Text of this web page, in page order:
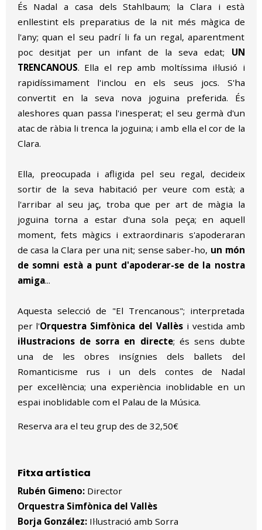
És Nadal a casa dels Stahlbaum; la Clara i està
enllestint els preparatius de la nit més màgica de
l'any; quan el seu padrí li fa un regal, aparentment
poc desitjat per un infant de la seva edat; UN
TRENCANOUS. Ella el rep amb moltíssima il·lusió i
rapidíssimament l'inclou en els seus jocs. S'ha
convertit en la seva nova joguina preferida. És
aleshores quan passa l'inesperat; el seu germà d'un
atac de ràbia li trenca la joguina; i amb ella el cor de la
Clara.
Ella, preocupada i afligida pel seu regal, decideix
sortir de la seva habitació per veure com està; a
l'arribar al seu jaç, troba que per art de màgia la
joguina torna a estar d'una sola peça; en aquell
moment, fets màgics i extraordinaris s'apoderaran
de casa la Clara per una nit; sense saber-ho, un món
de somni està a punt d'apoderar-se de la nostra
amiga...
Aquesta selecció de "El Trencanous"; interpretada
per l'Orquestra Simfònica del Vallès i vestida amb
il·lustracions de sorra en directe; és sens dubte
una de les obres insígnies dels ballets del
Romanticisme rus i un dels contes de Nadal
per excel·lència; una experiència inoblidable en un
espai inoblidable com el Palau de la Música.
Reserva ara el teu grup des de 32,50€
Fitxa artística
Rubén Gimeno: Director
Orquestra Simfònica del Vallès
Borja González: Il·lustració amb Sorra